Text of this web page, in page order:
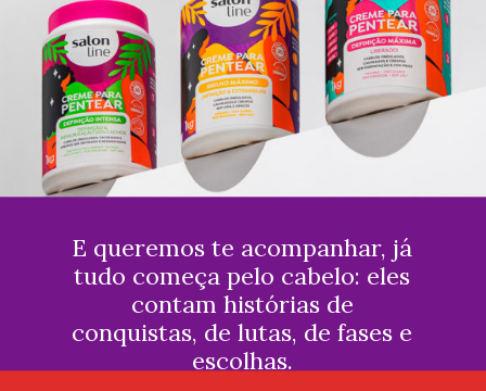
E queremos te acompanhar, já
tudo começa pelo cabelo: eles
contam histórias de
conquistas, de lutas, de fases e
escolhas.